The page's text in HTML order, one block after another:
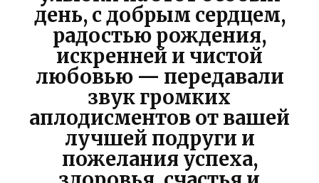
день, с добрым сердцем,
радостью рождения,
искренней и чистой
любовью — передавали
звук громких
аплодисментов от вашей
лучшей подруги и
пожелания успеха,